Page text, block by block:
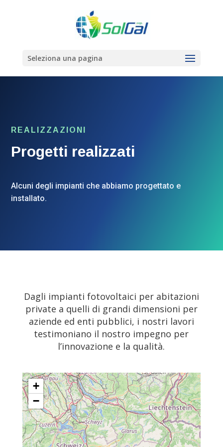
Seleziona una pagina
REALIZZAZIONI
Progetti realizzati
Alcuni degli impianti che abbiamo progettato e
installato.
Dagli impianti fotovoltaici per abitazioni
private a quelli di grandi dimensioni per
aziende ed enti pubblici, i nostri lavori
testimoniano il nostro impegno per
l’innovazione e la qualità.
+
−